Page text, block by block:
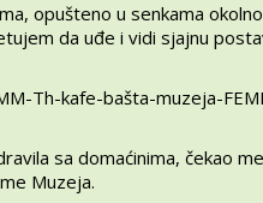
opušteno u senkama
da uđe i vidi sjajnu
sa domaćinima, čekao
Muzeja.